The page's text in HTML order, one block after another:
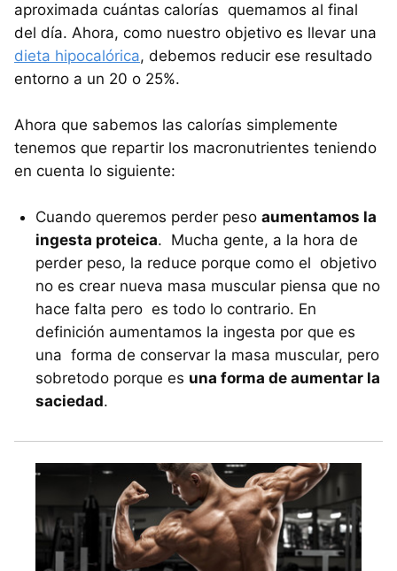
aproximada cuántas calorías quemamos al final
del día. Ahora, como nuestro objetivo es llevar una
dieta hipocalórica, debemos reducir ese resultado
entorno a un 20 o 25%.
Ahora que sabemos las calorías simplemente
tenemos que repartir los macronutrientes teniendo
en cuenta lo siguiente:
Cuando queremos perder peso aumentamos la
ingesta proteica. Mucha gente, a la hora de
perder peso, la reduce porque como el objetivo
no es crear nueva masa muscular piensa que no
hace falta pero es todo lo contrario. En
definición aumentamos la ingesta por que es
una forma de conservar la masa muscular, pero
sobretodo porque es una forma de aumentar la
saciedad.